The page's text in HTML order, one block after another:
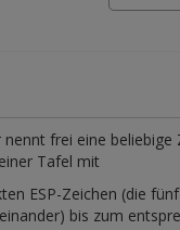
nennt frei eine beliebige
Tafel mit
ESP-Zeichen (die
bis zum